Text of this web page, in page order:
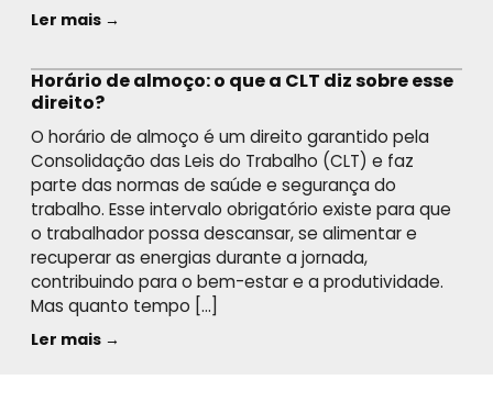
Ler mais →
Horário de almoço: o que a CLT diz sobre esse
direito?
O horário de almoço é um direito garantido pela
Consolidação das Leis do Trabalho (CLT) e faz
parte das normas de saúde e segurança do
trabalho. Esse intervalo obrigatório existe para que
o trabalhador possa descansar, se alimentar e
recuperar as energias durante a jornada,
contribuindo para o bem-estar e a produtividade.
Mas quanto tempo […]
Ler mais →